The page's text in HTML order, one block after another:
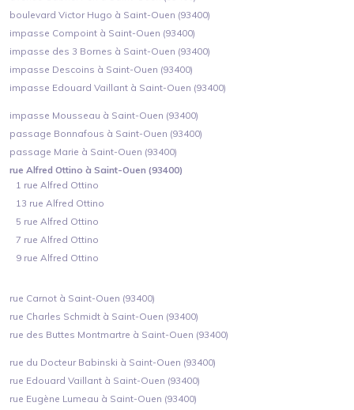
boulevard Victor Hugo à Saint-Ouen (93400)
impasse Compoint à Saint-Ouen (93400)
impasse des 3 Bornes à Saint-Ouen (93400)
impasse Descoins à Saint-Ouen (93400)
impasse Edouard Vaillant à Saint-Ouen (93400)
impasse Mousseau à Saint-Ouen (93400)
passage Bonnafous à Saint-Ouen (93400)
passage Marie à Saint-Ouen (93400)
rue Alfred Ottino à Saint-Ouen (93400)
1 rue Alfred Ottino
13 rue Alfred Ottino
5 rue Alfred Ottino
7 rue Alfred Ottino
9 rue Alfred Ottino
rue Carnot à Saint-Ouen (93400)
rue Charles Schmidt à Saint-Ouen (93400)
rue des Buttes Montmartre à Saint-Ouen (93400)
rue du Docteur Babinski à Saint-Ouen (93400)
rue Edouard Vaillant à Saint-Ouen (93400)
rue Eugène Lumeau à Saint-Ouen (93400)